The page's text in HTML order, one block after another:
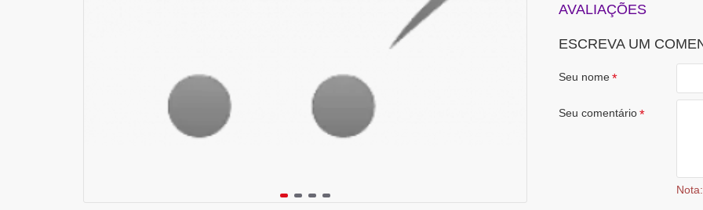
AVALIAÇÕES
ESCREVA UM
Seu nome
Seu comentário
Nota: